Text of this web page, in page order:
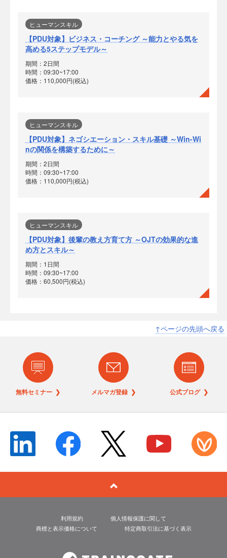
ヒューマンスキル
【PDU対象】ビジネス・コーチング ～能力とやる気を
高める5ステップモデル～
期間：2日間
時間：09:30~17:00
価格：110,000円(税込)
ヒューマンスキル
【PDU対象】ネゴシエーション・スキル基礎 ～Win-Wi
nの関係を構築するために～
期間：2日間
時間：09:30~17:00
価格：110,000円(税込)
ヒューマンスキル
【PDU対象】後輩の教え方育て方 ～OJTの効果的な進
め方とスキル～
期間：1日間
時間：09:30~17:00
価格：60,500円(税込)
↑ページの先頭へ戻る
無料セミナー ❯ メルマガ登録 ❯ 公式ブログ ❯
利用規約
個人情報保護に関して
商標と表示価格について
特定商取引法に基づく表示